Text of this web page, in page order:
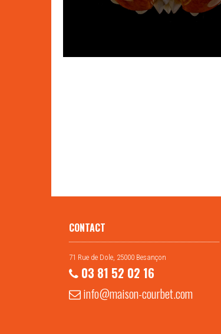
CONTACT
71 Rue de Dole, 25000 Besançon
03 81 52 02 16
info@maison-courbet.com